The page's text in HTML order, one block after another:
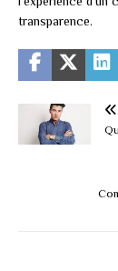
transparence.